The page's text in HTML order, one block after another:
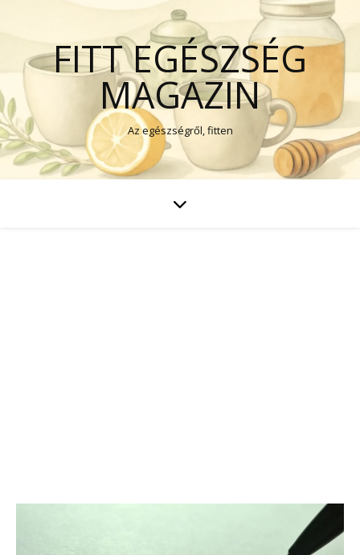
FITT EGÉSZSÉG
MAGAZIN
Az egészségről, fitten